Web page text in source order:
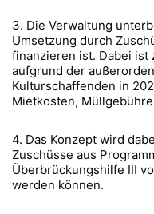
3. Die Verwaltung
Umsetzung durch
finanzieren ist. Dabei ist
aufgrund der
Kulturschaffenden in
Mietkosten,
4. Das Konzept wird
Zuschüsse aus
Überbrückungshilfe III
werden können.